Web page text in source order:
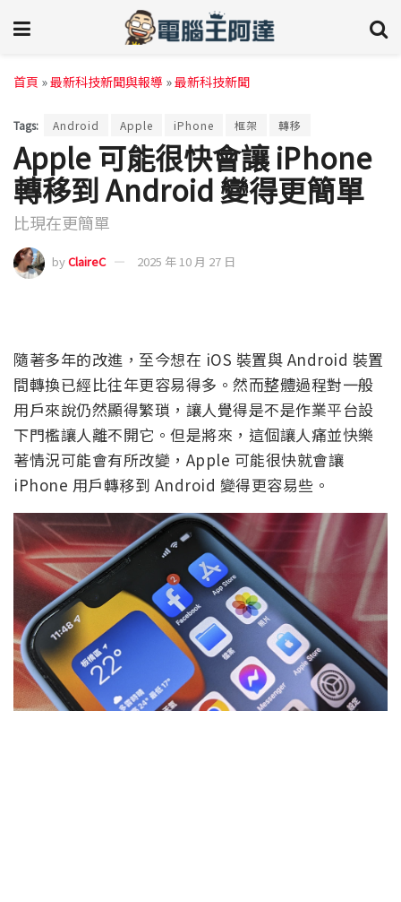
首頁 »最新科技新聞與報導 »最新科技新聞
Tags: Android Apple iPhone 框架 轉移
Apple 可能很快會讓 iPhone
轉移到 Android 變得更簡單
比現在更簡單
byClaireC 2025 年 10 月 27 日
隨著多年的改進，至今想在 iOS 裝置與 Android 裝置
間轉換已經比往年更容易得多。然而整體過程對一般
用戶來說仍然顯得繁瑣，讓人覺得是不是作業平台設
下門檻讓人離不開它。但是將來，這個讓人痛並快樂
著情況可能會有所改變，Apple 可能很快就會讓
iPhone 用戶轉移到 Android 變得更容易些。